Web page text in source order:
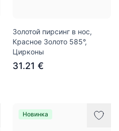
Золотой пирсинг в нос,
Красное Золото 585°,
Цирконы
31.21 €
Новинка